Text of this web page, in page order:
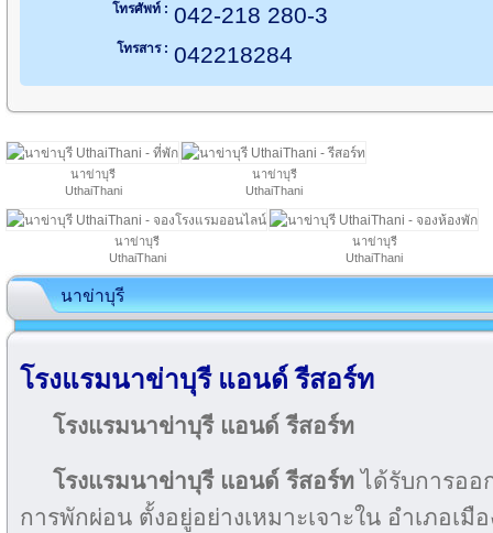
โทรศัพท์ : 042-218 280-3
โทรสาร : 042218284
นาข่าบุรี
UthaiThani
นาข่าบุรี
UthaiThani
นาข่าบุรี
UthaiThani
นาข่าบุรี
UthaiThani
นาข่าบุรี
โรงแรมนาข่าบุรี แอนด์ รีสอร์ท
โรงแรมนาข่าบุรี แอนด์ รีสอร์ท
โรงแรมนาข่าบุรี แอนด์ รีสอร์ท ได้รับการออ
การพักผ่อน ตั้งอยู่อย่างเหมาะเจาะใน อำเภอเมื